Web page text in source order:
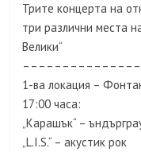
Трите концерта на
три различни места
Велики“
1-ва локация –
17:00 часа:
„Карашък“ –
„L.I.S.“ – акустик рок